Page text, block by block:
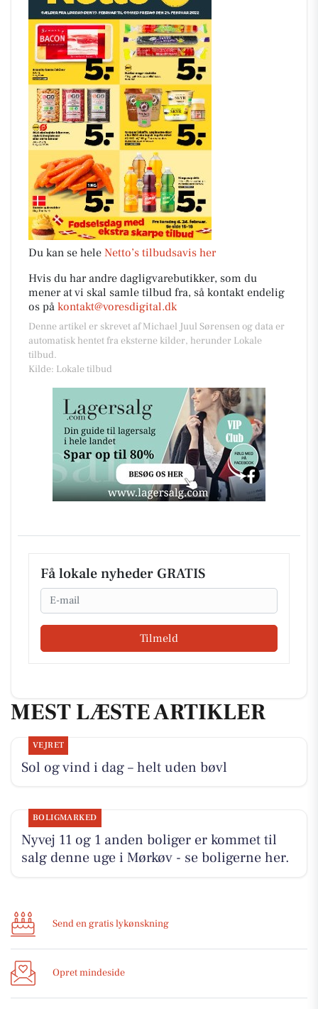
Du kan se hele Netto’s tilbudsavis her
Hvis du har andre dagligvarebutikker, som du
mener at vi skal samle tilbud fra, så kontakt endelig
os på kontakt@voresdigital.dk
Denne artikel er skrevet af Michael Juul Sørensen og data er
automatisk hentet fra eksterne kilder, herunder Lokale
tilbud.
Kilde: Lokale tilbud
Få lokale nyheder GRATIS
Email
Tilmeld
MEST LÆSTE ARTIKLER
VEJRET
Sol og vind i dag – helt uden bøvl
BOLIGMARKED
Nyvej 11 og 1 anden boliger er kommet til
salg denne uge i Mørkøv - se boligerne her.
Send en gratis lykønskning
Opret mindeside